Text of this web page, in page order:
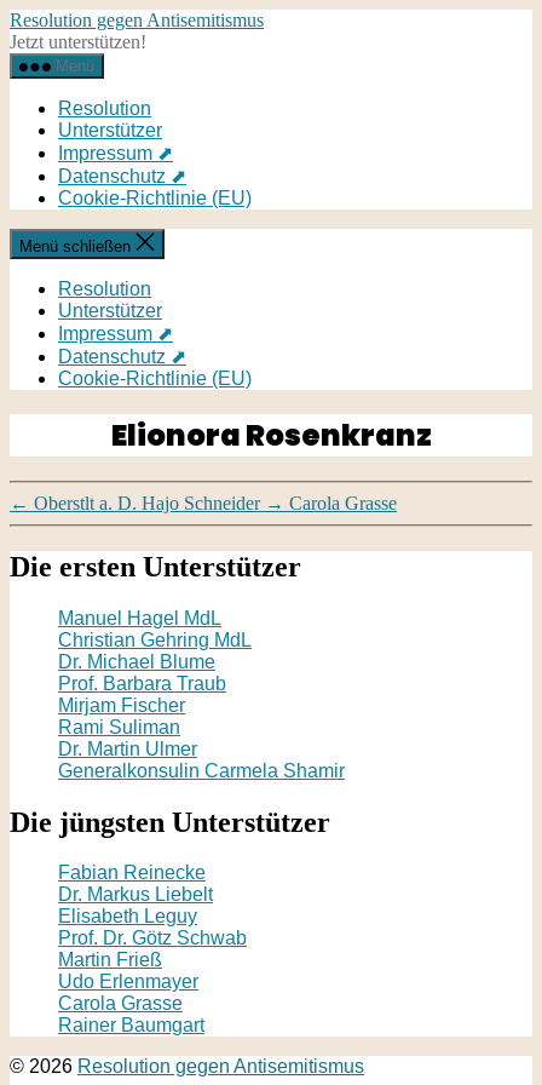
Direkt
zum
Inhalt
wechseln
Resolution gegen Antisemitismus
Jetzt unterstützen!
Menü
Resolution
Unterstützer
Impressum ⬈
Datenschutz ⬈
Cookie-Richtlinie (EU)
Menü schließen
Resolution
Unterstützer
Impressum ⬈
Datenschutz ⬈
Cookie-Richtlinie (EU)
Elionora Rosenkranz
← Oberstlt a. D. Hajo Schneider → Carola Grasse
Die ersten Unterstützer
Manuel Hagel MdL
Christian Gehring MdL
Dr. Michael Blume
Prof. Barbara Traub
Mirjam Fischer
Rami Suliman
Dr. Martin Ulmer
Generalkonsulin Carmela Shamir
Die jüngsten Unterstützer
Fabian Reinecke
Dr. Markus Liebelt
Elisabeth Leguy
Prof. Dr. Götz Schwab
Martin Frieß
Udo Erlenmayer
Carola Grasse
Rainer Baumgart
© 2026 Resolution gegen Antisemitismus